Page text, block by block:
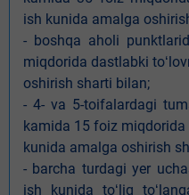
ish kunida amalga
- boshqa aholi
miqdorida dastlabki
oshirish sharti bilan;
- 4- va 5-toifalardagi
kamida 15 foiz miqdorida
kunida amalga oshirish
- barcha turdagi yer
ish kunida toʻliq